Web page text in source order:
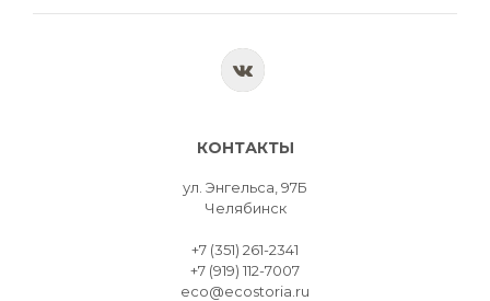
КОНТАКТЫ
ул. Энгельса, 97Б
Челябинск
+7 (351) 261-2341
+7 (919) 112-7007
eco@ecostoria.ru